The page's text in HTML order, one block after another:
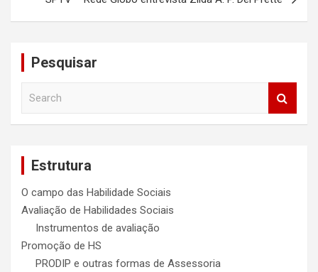
Pesquisar
Estrutura
O campo das Habilidade Sociais
Avaliação de Habilidades Sociais
Instrumentos de avaliação
Promoção de HS
PRODIP e outras formas de Assessoria